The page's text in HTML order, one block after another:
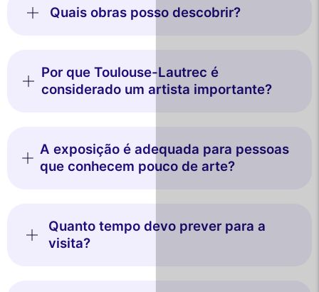
Quais obras posso descobrir?
Por que Toulouse-Lautrec é
considerado um artista importante?
A exposição é adequada para pessoas
que conhecem pouco de arte?
Quanto tempo devo prever para a
visita?